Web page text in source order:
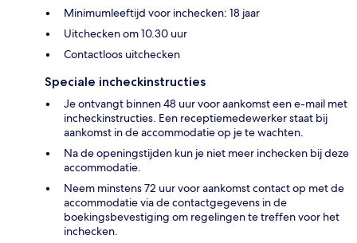
Minimumleeftijd voor inchecken: 18 jaar
Uitchecken om 10.30 uur
Contactloos uitchecken
Speciale incheckinstructies
Je ontvangt binnen 48 uur voor aankomst een e-mail met
incheckinstructies. Een receptiemedewerker staat bij
aankomst in de accommodatie op je te wachten.
Na de openingstijden kun je niet meer inchecken bij deze
accommodatie.
Neem minstens 72 uur voor aankomst contact op met de
accommodatie via de contactgegevens in de
boekingsbevestiging om regelingen te treffen voor het
inchecken.